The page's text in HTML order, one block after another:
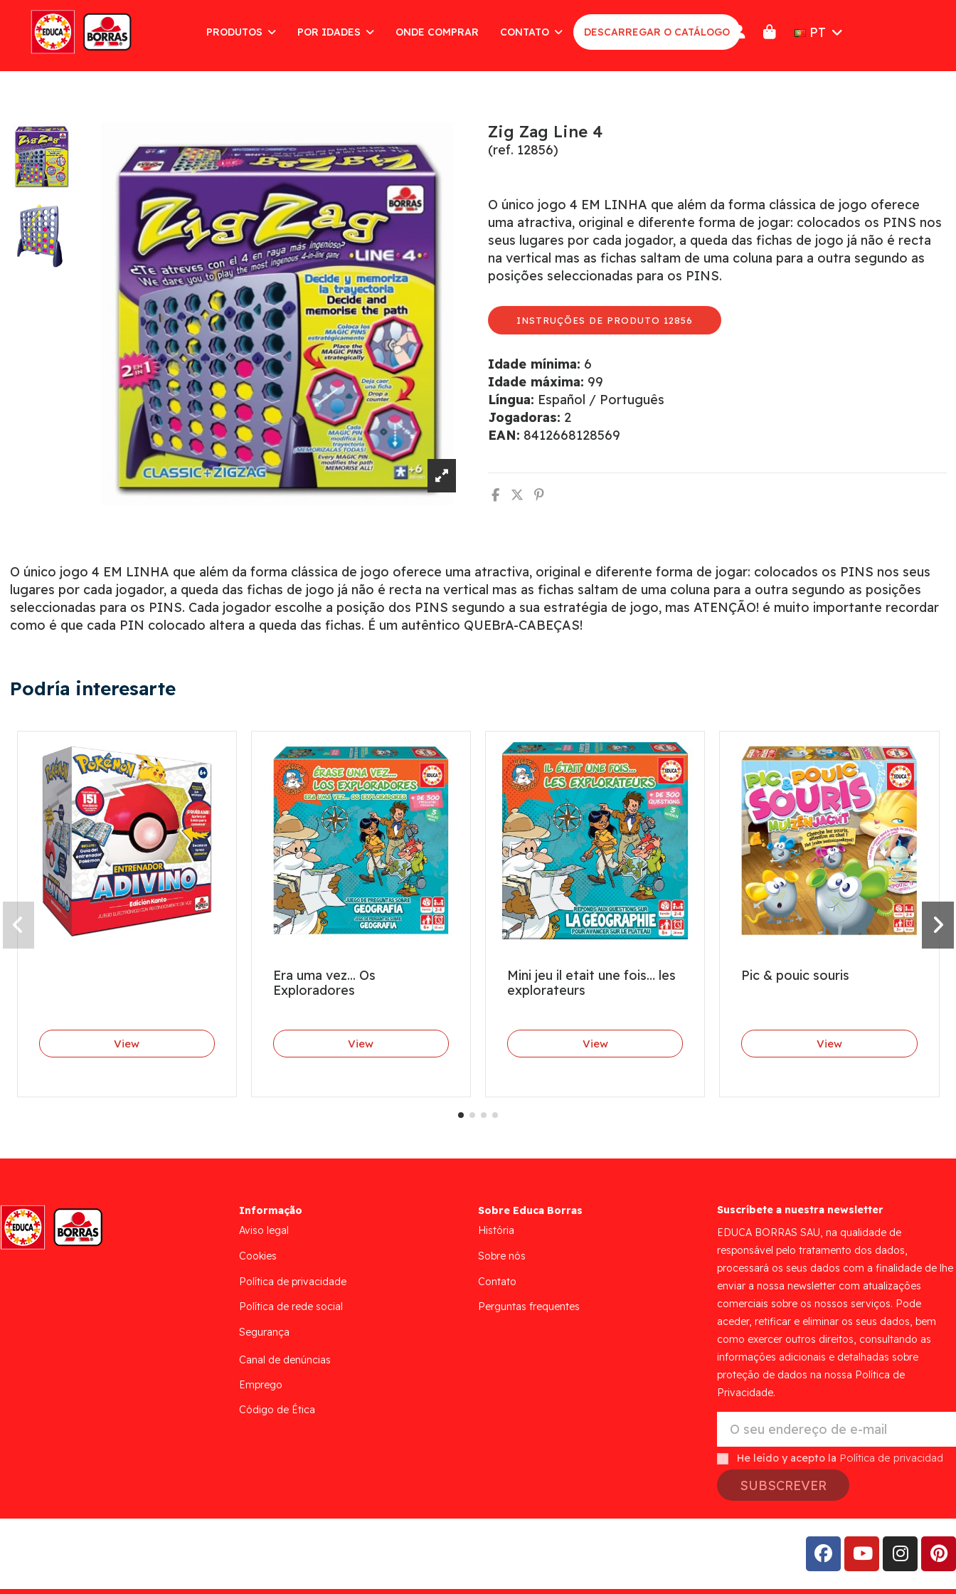
PRODUTOS POR IDADES ONDE COMPRAR CONTATO DESCARREGAR O CATÁLOGO PT
Zig Zag Line 4
(ref. 12856)
O único jogo 4 EM LINHA que além da forma clássica de jogo oferece
uma atractiva, original e diferente forma de jogar: colocados os PINS nos
seus lugares por cada jogador, a queda das fichas de jogo já não é recta
na vertical mas as fichas saltam de uma coluna para a outra segundo as
posições seleccionadas para os PINS.
INSTRUÇÕES DE PRODUTO 12856
Idade mínima: 6
Idade máxima: 99
Língua: Español / Português
Jogadoras: 2
EAN: 8412668128569
O único jogo 4 EM LINHA que além da forma clássica de jogo oferece uma atractiva, original e diferente forma de jogar: colocados os PINS nos seus
lugares por cada jogador, a queda das fichas de jogo já não é recta na vertical mas as fichas saltam de uma coluna para a outra segundo as posições
seleccionadas para os PINS. Cada jogador escolhe a posição dos PINS segundo a sua estratégia de jogo, mas ATENÇÃO! é muito importante recordar
como é que cada PIN colocado altera a queda das fichas. É um autêntico QUEBrA-CABEÇAS!
Podría interesarte
View
Era uma vez... Os
Exploradores
View
Mini jeu il etait une fois… les
explorateurs
View
Pic & pouic souris
View
Informação
Aviso legal
Cookies
Política de privacidade
Política de rede social
Segurança
Canal de denúncias
Emprego
Código de Ética
Sobre Educa Borras
História
Sobre nós
Contato
Perguntas frequentes
Suscríbete a nuestra newsletter
EDUCA BORRAS SAU, na qualidade de
responsável pelo tratamento dos dados,
processará os seus dados com a finalidade de lhe
enviar a nossa newsletter com atualizações
comerciais sobre os nossos serviços. Pode
aceder, retificar e eliminar os seus dados, bem
como exercer outros direitos, consultando as
informações adicionais e detalhadas sobre
proteção de dados na nossa Política de
Privacidade.
He leído y acepto la Política de privacidad
SUBSCREVER